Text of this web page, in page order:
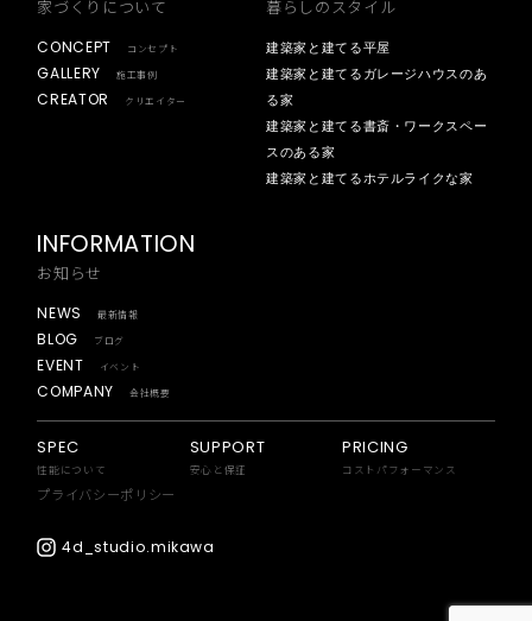
家づくりについて
CONCEPT コンセプト
GALLERY 施工事例
CREATOR クリエイター
暮らしのスタイル
建築家と建てる平屋
建築家と建てるガレージハウスのあ
る家
建築家と建てる書斎・ワークスペー
スのある家
建築家と建てるホテルライクな家
INFORMATION
お知らせ
NEWS 最新情報
BLOG ブログ
EVENT イベント
COMPANY 会社概要
4d_studio.mikawa
SPEC
性能について
SUPPORT
安心と保証
PRICING
コストパフォーマンス
プライバシーポリシー